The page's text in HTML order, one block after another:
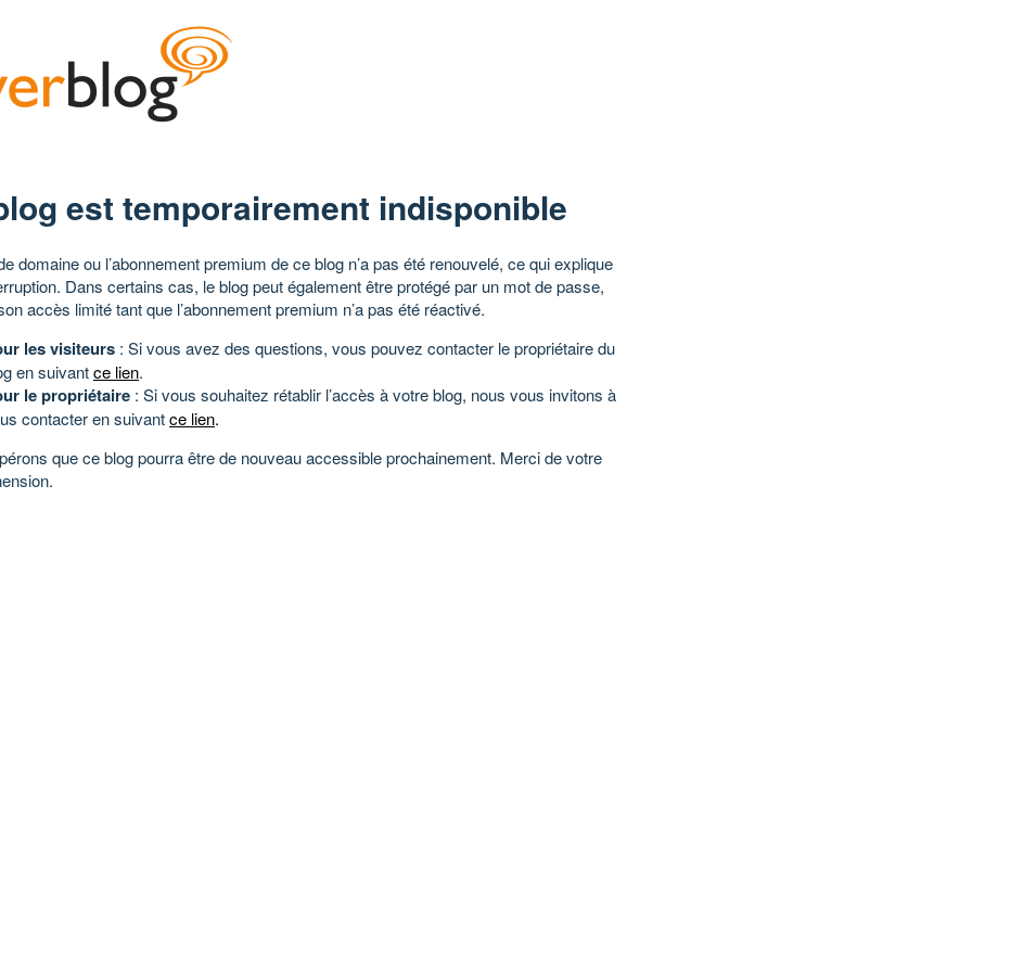
est temporairement indisponible
domaine ou l’abonnement premium de ce blog n’a pas été renouvelé, ce qui explique
Dans certains cas, le blog peut également être protégé par un mot de passe,
accès limité tant que l’abonnement premium n’a pas été réactivé.
les visiteurs : Si vous avez des questions, vous pouvez contacter le propriétaire du
en suivantce lien.
le propriétaire : Si vous souhaitez rétablir l’accès à votre blog, nous vous invitons à
contacter en suivantce lien.
que ce blog pourra être de nouveau accessible prochainement. Merci de votre